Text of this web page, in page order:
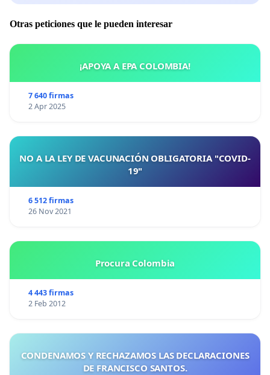
Otras peticiones que le pueden interesar
¡APOYA A EPA COLOMBIA!
7 640 firmas
2 Apr 2025
NO A LA LEY DE VACUNACIÓN OBLIGATORIA "COVID-
19"
6 512 firmas
26 Nov 2021
Procura Colombia
4 443 firmas
2 Feb 2012
CONDENAMOS Y RECHAZAMOS LAS DECLARACIONES
DE FRANCISCO SANTOS.